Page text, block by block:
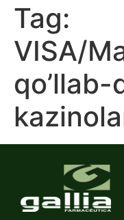
Tag:
VISA/